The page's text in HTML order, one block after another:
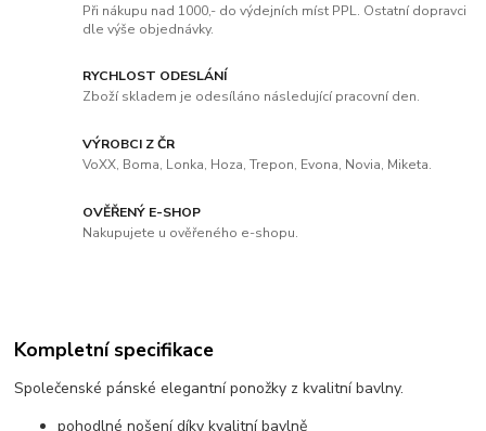
Při nákupu nad 1000,- do výdejních míst PPL. Ostatní dopravci
dle výše objednávky.
RYCHLOST ODESLÁNÍ
Zboží skladem je odesíláno následující pracovní den.
VÝROBCI Z ČR
VoXX, Boma, Lonka, Hoza, Trepon, Evona, Novia, Miketa.
OVĚŘENÝ E-SHOP
Nakupujete u ověřeného e-shopu.
Kompletní specifikace
Společenské pánské elegantní ponožky z kvalitní bavlny.
pohodlné nošení díky kvalitní bavlně